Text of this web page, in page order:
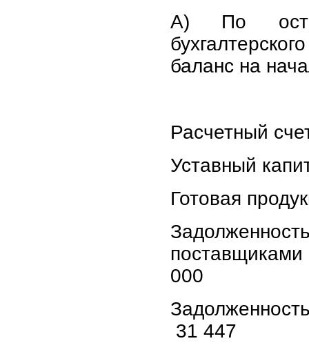
А) По
баланс на
Расчетный
Уставный
Готовая
000
31 447